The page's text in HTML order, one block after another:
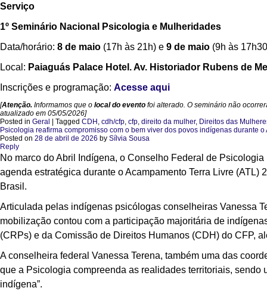
Serviço
1º Seminário Nacional Psicologia e Mulheridades
Data/horário: 8 de maio (17h às 21h) e 9 de maio (9h às
Local: Paiaguás Palace Hotel. Av. Historiador Rubens de
Inscrições e programação: Acesse aqui
[Atenção. Informamos que o local do evento foi alterado. O seminário não
atualizado em 05/05/2026]
Posted in Geral Tagged CDH , cdh/cfp, cfp, direito da mulher, Direitos das
Psicologia reafirma compromisso com o bem viver dos povos indígenas durante
Posted on 28 de abril de 2026 by Sílvia Sousa
Reply
No marco do Abril Indígena, o Conselho Federal de
agenda estratégica durante o Acampamento Terra Livre
Brasil.
Articulada pelas indígenas psicólogas conselheiras Vanessa
mobilização contou com a participação majoritária de
(CRPs) e da Comissão de Direitos Humanos (CDH) do CFP,
A conselheira federal Vanessa Terena, também uma das
que a Psicologia compreenda as realidades territoriais, sendo
indígena”.